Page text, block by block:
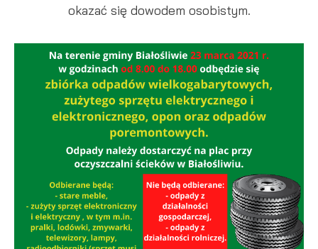
okazać się dowodem osobistym.